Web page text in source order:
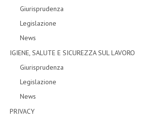
Giurisprudenza
Legislazione
News
IGIENE, SALUTE E SICUREZZA SUL LAVORO
Giurisprudenza
Legislazione
News
PRIVACY